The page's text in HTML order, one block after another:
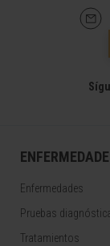
Enfermedades
Pruebas
Tratamientos